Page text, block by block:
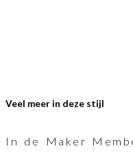
Veel meer in deze stijl
In de Maker